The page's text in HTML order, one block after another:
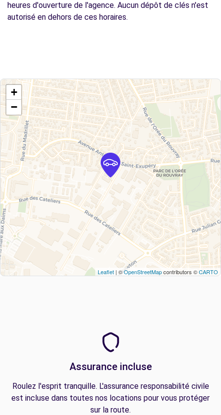
heures d'ouverture de l'agence. Aucun dépôt de clés n'est
autorisé en dehors de ces horaires.
+
−
Leaflet | ©OpenStreetMapcontributors ©CARTO
Assurance incluse
Roulez l'esprit tranquille. L'assurance responsabilité civile
est incluse dans toutes nos locations pour vous protéger
sur la route.